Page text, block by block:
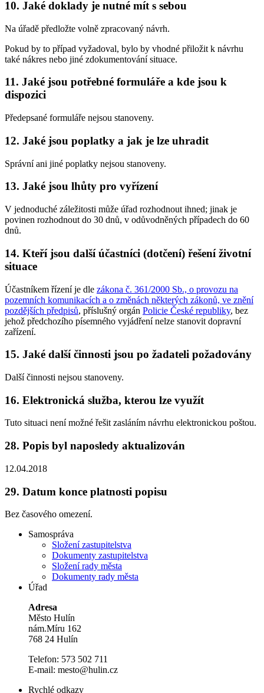
10. Jaké doklady je nutné mít s sebou
Na úřadě předložte volně zpracovaný návrh.
Pokud by to případ vyžadoval, bylo by vhodné přiložit k návrhu
také nákres nebo jiné zdokumentování situace.
11. Jaké jsou potřebné formuláře a kde jsou k
dispozici
Předepsané formuláře nejsou stanoveny.
12. Jaké jsou poplatky a jak je lze uhradit
Správní ani jiné poplatky nejsou stanoveny.
13. Jaké jsou lhůty pro vyřízení
V jednoduché záležitosti může úřad rozhodnout ihned; jinak je
povinen rozhodnout do 30 dnů, v odůvodněných případech do 60
dnů.
14. Kteří jsou další účastníci (dotčení) řešení životní
situace
Účastníkem řízení je dle zákona č. 361/2000 Sb., o provozu na
pozemních komunikacích a o změnách některých zákonů, ve znění
pozdějších předpisů, příslušný orgán Policie České republiky, bez
jehož předchozího písemného vyjádření nelze stanovit dopravní
zařízení.
15. Jaké další činnosti jsou po žadateli požadovány
Další činnosti nejsou stanoveny.
16. Elektronická služba, kterou lze využít
Tuto situaci není možné řešit zasláním návrhu elektronickou poštou.
28. Popis byl naposledy aktualizován
12.04.2018
29. Datum konce platnosti popisu
Bez časového omezení.
Samospráva
Složení zastupitelstva
Dokumenty zastupitelstva
Složení rady města
Dokumenty rady města
Úřad
Adresa
Město Hulín
nám.Míru 162
768 24 Hulín
Telefon: 573 502 711
E-mail: mesto@hulin.cz
Rychlé odkazy